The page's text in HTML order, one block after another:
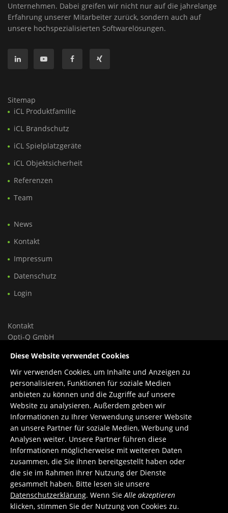
Unternehmen. Dabei greifen wir nicht nur auf die jahrelange
Erfahrung unserer Mitarbeiter zurück, sondern auch auf
unsere hochspezialisierten Softwarelösungen.
Sitemap
iCL Produktfamilie
iCL Brandschutz
iCL Spielplatzgeräte
iCL Objektsicherheit
Referenzen
Team
News
Kontakt
Impressum
Datenschutz
Login
Kontakt
Opti-Q GmbH
1030 Wien, Österreich
Tel.: +43 699 150 84 588
Support: +43 660 1960 270
E-Mail:office@opti-q.com
Support:support@opti-q.com
Diese Website verwendet Cookies
Wir verwenden Cookies, um Inhalte und Anzeigen zu
personalisieren, Funktionen für soziale Medien
anbieten zu können und die Zugriffe auf unsere
Website zu analysieren. Außerdem geben wir
Informationen zu Ihrer Verwendung unserer Website
an unsere Partner für soziale Medien, Werbung und
Analysen weiter. Unsere Partner führen diese
Informationen möglicherweise mit weiteren Daten
zusammen, die Sie ihnen bereitgestellt haben oder
die sie im Rahmen Ihrer Nutzung der Dienste
gesammelt haben. Bitte lesen sie unsere
Datenschutzerklärung. Wenn SieAlle akzeptieren
klicken, stimmen Sie der Nutzung von Cookies zu.